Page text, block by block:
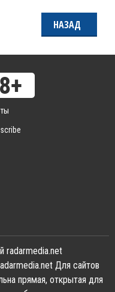
НАЗАД
radarmedia.net
Для сайтов
прямая, открытая для